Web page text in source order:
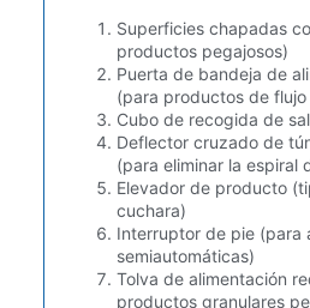
Superficies chapadas
productos pegajosos)
Puerta de bandeja de
(para productos de flujo
Cubo de recogida de
Deflector cruzado de
(para eliminar la espiral
Elevador de producto
cuchara)
Interruptor de pie (para
semiautomáticas)
Tolva de alimentación
productos granulares